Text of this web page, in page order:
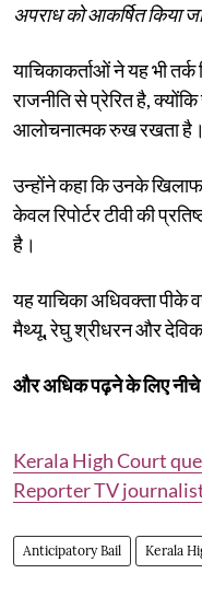
अपराध को आकर्षित किया
याचिकाकर्ताओं ने यह भी
राजनीति से प्रेरित है,
आलोचनात्मक रुख रखता है।
उन्होंने कहा कि उनके
केवल रिपोर्टर टीवी की
है।
यह याचिका अधिवक्ता पीके
मैथ्यू, रेघु श्रीधरन और
और अधिक पढ़ने के लिए नीचे
Kerala High Court
Reporter TV
Anticipatory Bail Kerala